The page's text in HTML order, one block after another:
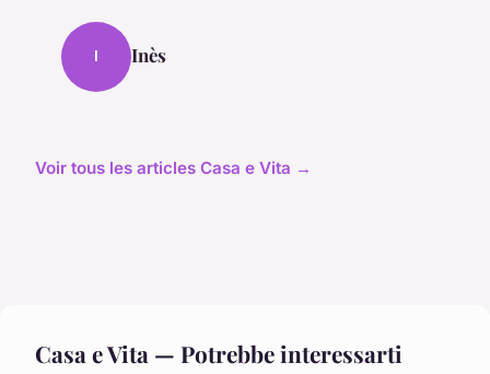
I Inès
Voir tous les articles Casa e Vita →
Casa e Vita — Potrebbe interessarti